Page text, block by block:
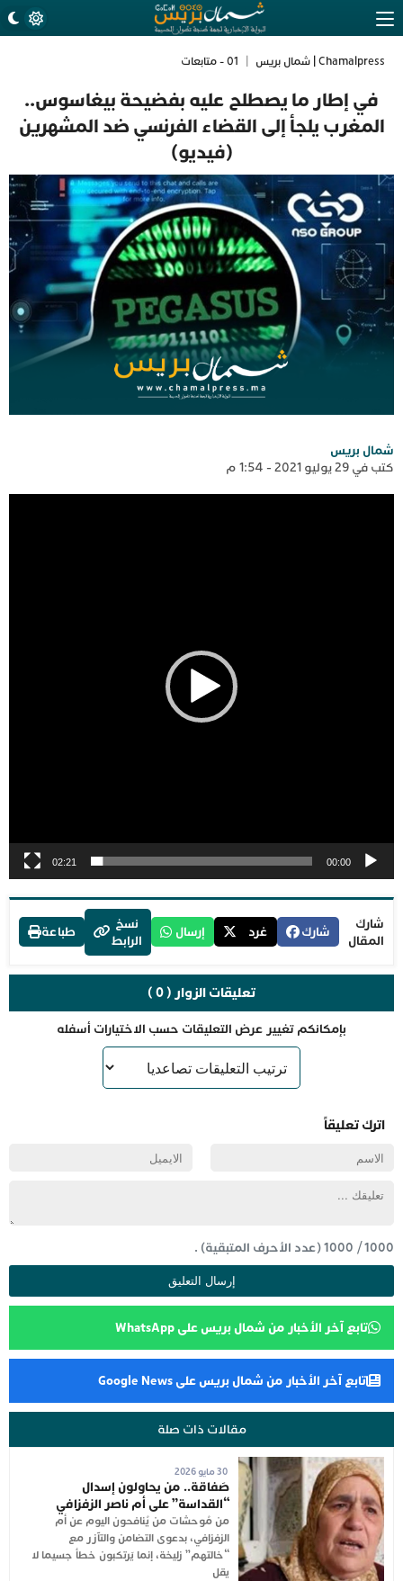
Chamalpress | شمال بريس 01 - متابعات
في إطار ما يصطلح عليه بفضيحة بيغاسوس..
المغرب يلجأ إلى القضاء الفرنسي ضد المشهرين
(فيديو)
شمال بريس
كتب في 29 يوليو 2021 - 1:54 م
00:00
02:21
شارك
المقال
شارك غرد إرسال
نسخ
الرابط
طباعة
تعليقات الزوار ( 0 )
بإمكانكم تغيير عرض التعليقات حسب الاختيارات أسفله
اترك تعليقاً
1000
/
1000(عدد الأحرف المتبقية) .
تابع آخر الأخبار من شمال بريس على WhatsApp
تابع آخر الأخبار من شمال بريس على Google News
مقالات ذات صلة
30 مايو 2026
صَفاقة.. من يحاولون إسدال
“القداسة” على أم ناصر الزفزافي
من مُوحشات من يُنافحون اليوم عن أم
الزفزافي، بدعوى التضامن والتآزر مع
“خالتهم” زليخة، إنما يَرتكبون خطأ جسيما لا
يقل